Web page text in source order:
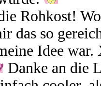
Rohkost!
das so
Idee
Danke an die